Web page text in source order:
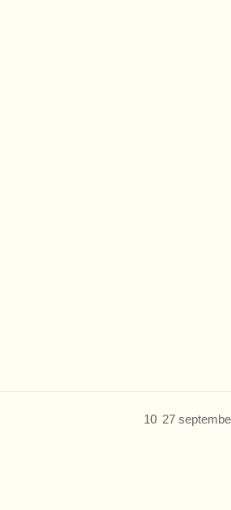
27
10